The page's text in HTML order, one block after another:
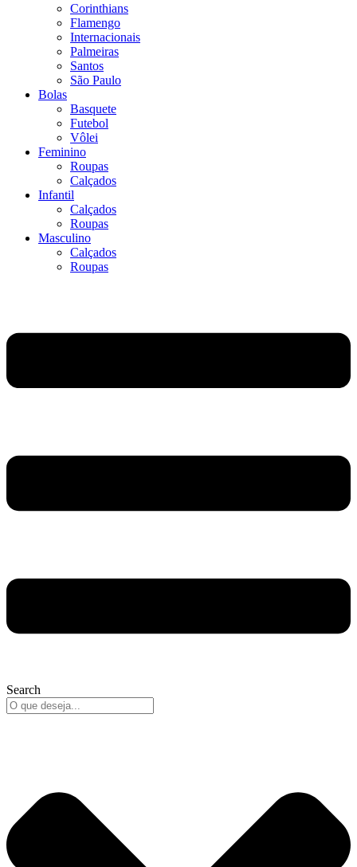
Corinthians
Flamengo
Internacionais
Palmeiras
Santos
São Paulo
Bolas
Basquete
Futebol
Vôlei
Feminino
Roupas
Calçados
Infantil
Calçados
Roupas
Masculino
Calçados
Roupas
Search